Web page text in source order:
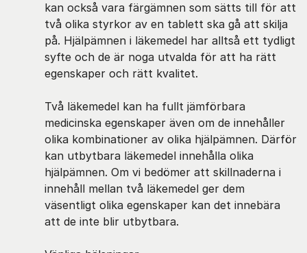
kan också vara färgämnen som sätts till för att
två olika styrkor av en tablett ska gå att skilja
på. Hjälpämnen i läkemedel har alltså ett tydligt
syfte och de är noga utvalda för att ha rätt
egenskaper och rätt kvalitet.
Två läkemedel kan ha fullt jämförbara
medicinska egenskaper även om de innehåller
olika kombinationer av olika hjälpämnen. Därför
kan utbytbara läkemedel innehålla olika
hjälpämnen. Om vi bedömer att skillnaderna i
innehåll mellan två läkemedel ger dem
väsentligt olika egenskaper kan det innebära
att de inte blir utbytbara.